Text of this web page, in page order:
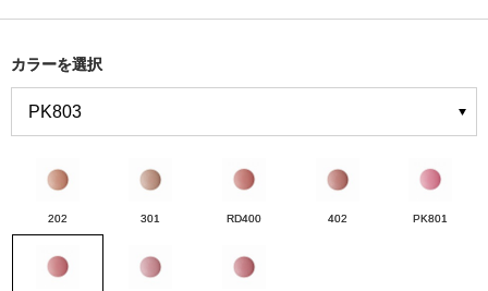
カラーを選択
202 301 RD400 402 PK801